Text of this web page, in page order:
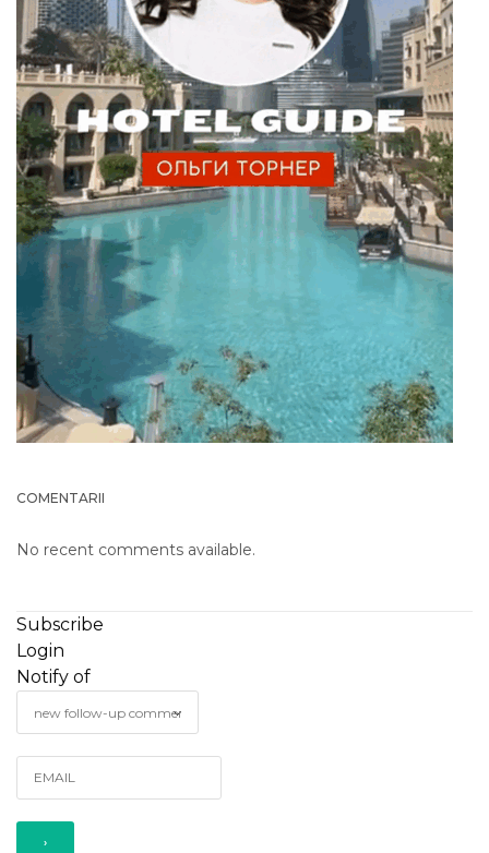
COMENTARII
No recent comments available.
Subscribe
Login
Notify of